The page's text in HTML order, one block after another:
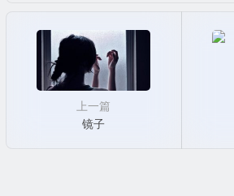
上一篇
镜子